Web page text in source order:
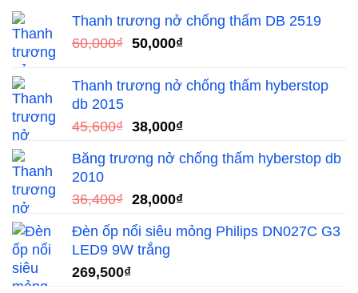
Thanh trương nở chống thấm DB 2519
60,000₫ Giá
là:
50,000₫Giá
tại
50,000₫.
Thanh trương nở chống thấm hyberstop
db 2015
45,600₫ Giá
là:
38,000₫Giá
tại
38,000₫.
Băng trương nở chống thấm hyberstop db
2010
36,400₫ Giá
là:
36,400₫.
28,000₫Giá
tại
Đèn ốp nổi siêu mỏng Philips DN027C G3
LED9 9W trắng
269,500₫